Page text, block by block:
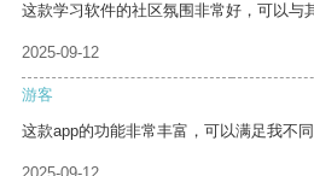
这款学习软件的社区氛围非常好，可以与
2025-09-12
游客
这款app的功能非常丰富，可以满足我不同